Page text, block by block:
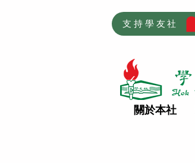
支持學友社
關於本社